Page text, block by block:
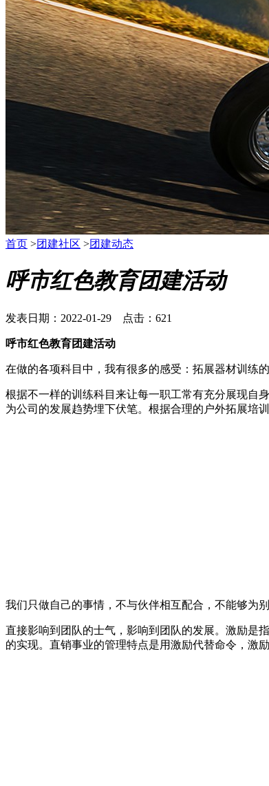
首页 >团建社区 >团建动态
呼市红色教育团建活动
发表日期：2022-01-29 点击：621
呼市红色教育团建活动
在做的各项科目中，我有很多的感受：拓展器材训练
根据不一样的训练科目来让每一职工常有充分展现自
为公司的发展趋势埋下伏笔。根据合理的户外拓展培
我们只做自己的事情，不与伙伴相互配合，不能够为
直接影响到团队的士气，影响到团队的发展。激励是
的实现。直销事业的管理特点是用激励代替命令，激